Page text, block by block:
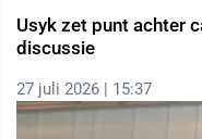
Usyk zet punt achter
discussie
27 juli 2026 | 15:37